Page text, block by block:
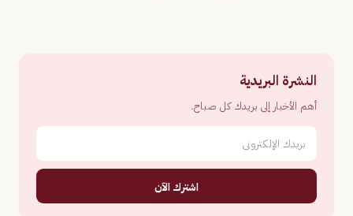
النشرة البريدية
أهم الأخبار إلى بريدك كل صباح.
اشترك الآن